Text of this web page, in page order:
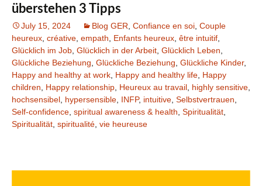
überstehen 3 Tipps
July 15, 2024 Blog GER Confiance en soi Couple
heureux créative empath Enfants heureux être intuitif
Glücklich im Job Glücklich in der Arbeit Glücklich Leben
Glückliche Beziehung Glückliche Beziehung Glückliche Kinder,
Happy and healthy at work Happy and healthy life Happy
children
Happy relationship Heureux au travail highly sensitive
hochsensibel hypersensible INFP, intuitive Selbstvertrauen
Self-confidence spiritual awareness & health Spiritualität
Spiritualität spiritualité vie heureuse